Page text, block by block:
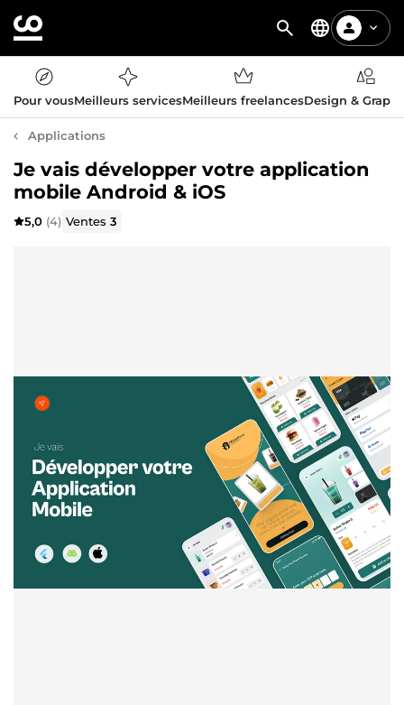
Pour vousMeilleurs servicesMeilleurs freelancesDesign &
Applications
Je vais développer votre application
mobile Android & iOS
5,0 (4) Ventes3